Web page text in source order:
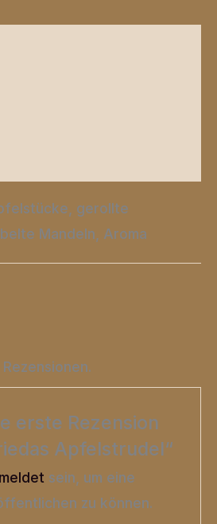
gerollte
Mandeln, Aroma
erste Rezension
Apfelstrudel“
sein, um eine
zu können.